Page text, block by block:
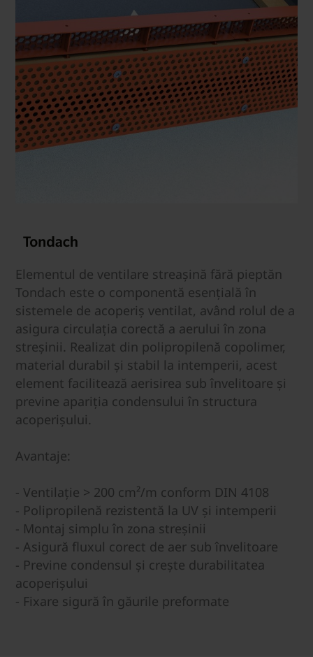
Elementul de ventilare streașină fără pieptăn
Tondach este o componentă esențială în
sistemele de acoperiș ventilat, având rolul de a
asigura circulația corectă a aerului în zona
streșinii. Realizat din polipropilenă copolimer,
material durabil și stabil la intemperii, acest
element facilitează aerisirea sub învelitoare și
previne apariția condensului în structura
acoperișului.
Avantaje:
- Ventilație > 200 cm²/m conform DIN 4108
- Polipropilenă rezistentă la UV și intemperii
- Montaj simplu în zona streșinii
- Asigură fluxul corect de aer sub învelitoare
- Previne condensul și crește durabilitatea
acoperișului
- Fixare sigură în găurile preformate